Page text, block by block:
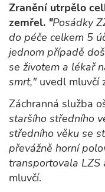
Zranění utrpělo
zemřel. "Posádky
do péče celkem 5
jednom případě
se životem a lékař
smrt," uvedl mluvčí
Záchranná služba
staršího středního
středního věku se
převážně horní
transportovala LZS
mluvčí.